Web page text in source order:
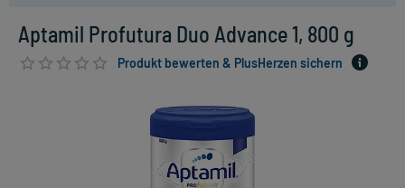
Aptamil Profutura Duo Advance 1, 800 g
Produkt bewerten & PlusHerzen sichern